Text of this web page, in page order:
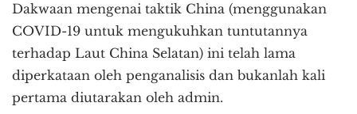
Dakwaan mengenai taktik China (menggunakan
COVID-19 untuk mengukuhkan tuntutannya
terhadap Laut China Selatan) ini telah lama
diperkataan oleh penganalisis dan bukanlah kali
pertama diutarakan oleh admin.